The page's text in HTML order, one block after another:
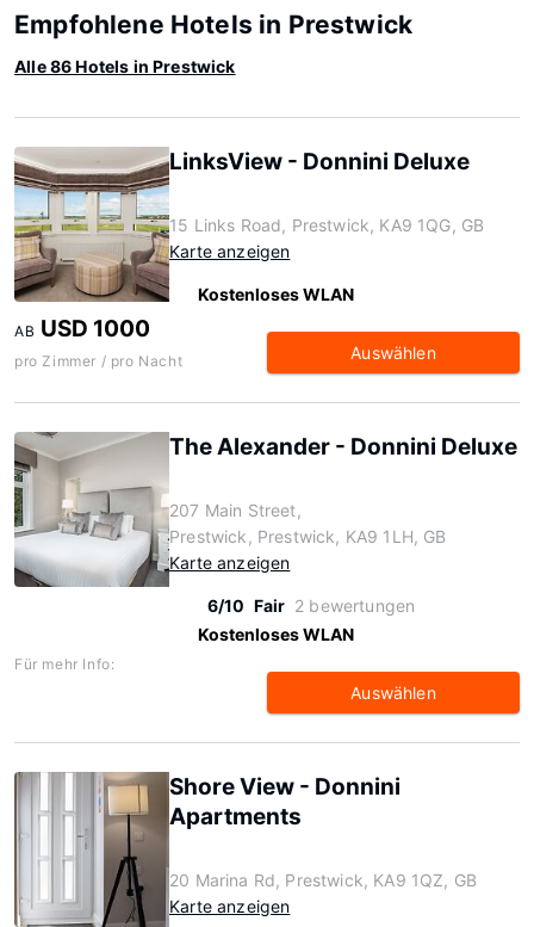
Empfohlene Hotels in Prestwick
Alle 86 Hotels in Prestwick
LinksView - Donnini Deluxe
15 Links Road, Prestwick, KA9 1QG, GB
Karte anzeigen
Kostenloses WLAN
AB USD 1000
pro Zimmer / pro Nacht Auswählen
The Alexander - Donnini Deluxe
207 Main Street,
Prestwick, Prestwick, KA9 1LH, GB
Karte anzeigen
6/10 Fair 2 bewertungen
Kostenloses WLAN
Für mehr Info:
Auswählen
Shore View - Donnini
Apartments
20 Marina Rd, Prestwick, KA9 1QZ, GB
Karte anzeigen